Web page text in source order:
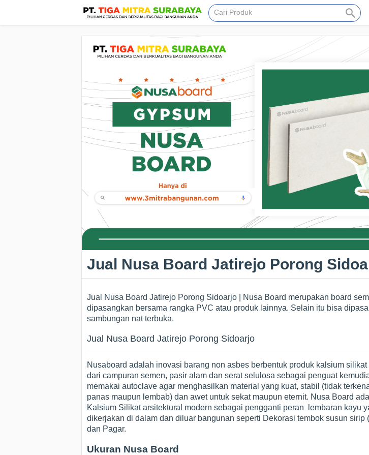
Jual Nusa Board Jatirejo Porong
Jual Nusa Board Jatirejo Porong Sidoarjo | Nusa Board merupakan board
dipasangkan bersama rangka PVC atau produk lainnya. Selain itu bisa
sambungan nat terbuka.
Jual Nusa Board Jatirejo Porong Sidoarjo
Nusaboard adalah inovasi barang non asbes berbentuk produk kalsium
dari campuran semen, pasir alam dan serat selulosa sebagai penguat
memakai autoclave agar menghasilkan material yang kuat, stabil (tidak
panas maupun lembab) dan awet untuk sekat maupun eternit. Nusa Board
Kalsium Silikat arsitektural modern sebagai pengganti peran lembaran kayu
dikerjakan di dalam dan diluar bangunan seperti Dekorasi tembok susun sirip
dan Pagar.
Ukuran Nusa Board